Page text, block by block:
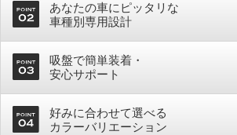
あなたの車にピッタリな
車種別専用設計
吸盤で簡単装着・
安心サポート
好みに合わせて選べる
カラーバリエーション